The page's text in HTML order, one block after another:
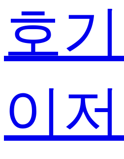
호
이